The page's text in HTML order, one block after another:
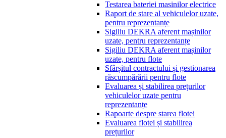
Testarea bateriei masinilor electrice
Raport de stare al vehiculelor uzate,
pentru reprezentanțe
Sigiliu DEKRA aferent mașinilor
uzate, pentru reprezentanțe
Sigiliu DEKRA aferent mașinilor
uzate, pentru flote
Sfârșitul contractului și gestionarea
răscumpărării pentru flote
Evaluarea și stabilirea prețurilor
vehiculelor uzate pentru
reprezentanțe
Rapoarte despre starea flotei
Evaluarea flotei și stabilirea
prețurilor